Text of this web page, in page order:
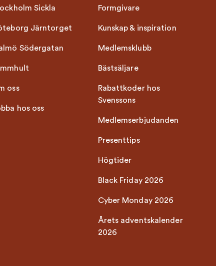
Sickla
Järntorget
Södergatan
oss
hos oss
Formgivare
Kunskap & inspiration
Medlemsklubb
Bästsäljare
Rabattkoder hos
Svenssons
Medlemserbjudanden
Presenttips
Högtider
Black Friday 2026
Cyber Monday 2026
Årets adventskalender
2026